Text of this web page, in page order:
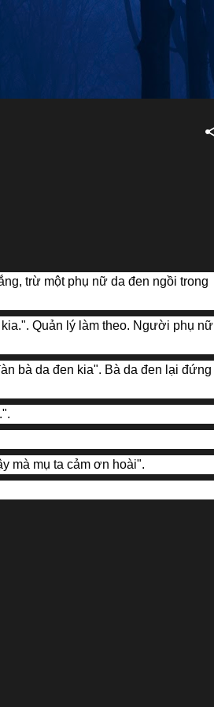
trừ một phụ nữ da đen ngồi trong
Quản lý làm theo. Người phụ nữ
bà da đen kia". Bà da đen lại đứng
mà mụ ta cảm ơn hoài".